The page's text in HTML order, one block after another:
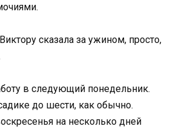
сказала за ужином, просто,
в следующий понедельник.
до шести, как обычно.
на несколько дней